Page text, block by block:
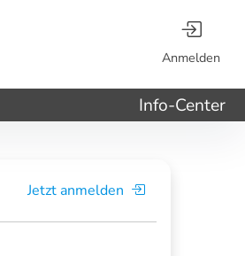
Anmelden
Info-Center
Jetzt anmelden